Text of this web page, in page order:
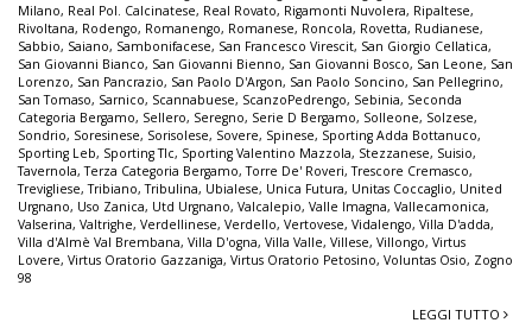
Milano, Real Pol. Calcinatese, Real Rovato, Rigamonti Nuvolera, Ripaltese,
Rivoltana, Rodengo, Romanengo, Romanese, Roncola, Rovetta, Rudianese,
Sabbio, Saiano, Sambonifacese, San Francesco Virescit, San Giorgio Cellatica,
San Giovanni Bianco, San Giovanni Bienno, San Giovanni Bosco, San Leone, San
Lorenzo, San Pancrazio, San Paolo D'Argon, San Paolo Soncino, San Pellegrino,
San Tomaso, Sarnico, Scannabuese, ScanzoPedrengo, Sebinia, Seconda
Categoria Bergamo, Sellero, Seregno, Serie D Bergamo, Solleone, Solzese,
Sondrio, Soresinese, Sorisolese, Sovere, Spinese, Sporting Adda Bottanuco,
Sporting Leb, Sporting Tlc, Sporting Valentino Mazzola, Stezzanese, Suisio,
Tavernola,Terza Categoria Bergamo,Torre De' Roveri,Trescore Cremasco,
Trevigliese,Tribiano,Tribulina, Ubialese, Unica Futura, Unitas Coccaglio, United
Urgnano, Uso Zanica, Utd Urgnano, Valcalepio, Valle Imagna, Vallecamonica,
Valserina, Valtrighe, Verdellinese, Verdello, Vertovese, Vidalengo, Villa D'adda,
Villa d'Almè Val Brembana, Villa D'ogna, Villa Valle, Villese, Villongo, Virtus
Lovere, Virtus Oratorio Gazzaniga, Virtus Oratorio Petosino, Voluntas Osio, Zogno
98
LEGGI TUTTO